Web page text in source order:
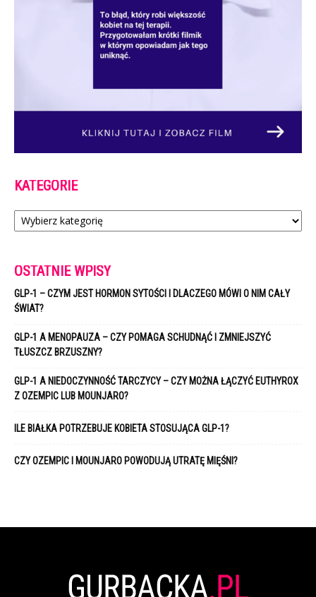
KATEGORIE
Kategorie
OSTATNIE WPISY
GLP-1 – CZYM JEST HORMON SYTOŚCI I DLACZEGO MÓWI O NIM CAŁY
ŚWIAT?
GLP-1 A MENOPAUZA – CZY POMAGA SCHUDNĄĆ I ZMNIEJSZYĆ
TŁUSZCZ BRZUSZNY?
GLP-1 A NIEDOCZYNNOŚĆ TARCZYCY – CZY MOŻNA ŁĄCZYĆ EUTHYROX
Z OZEMPIC LUB MOUNJARO?
ILE BIAŁKA POTRZEBUJE KOBIETA STOSUJĄCA GLP-1?
CZY OZEMPIC I MOUNJARO POWODUJĄ UTRATĘ MIĘŚNI?